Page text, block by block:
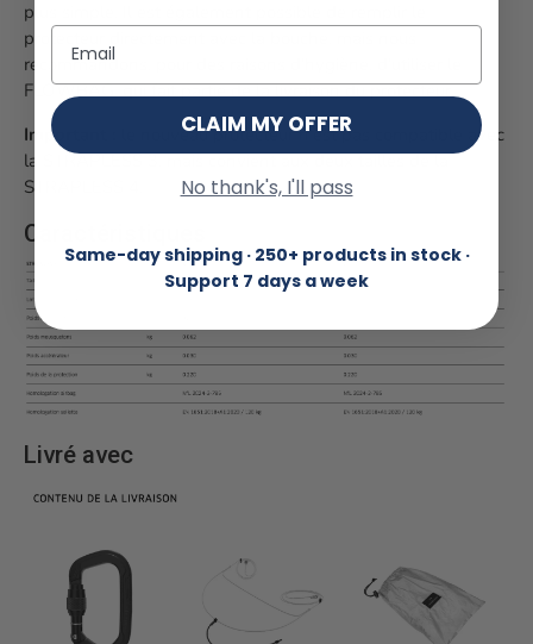
plus simple. Il est également possible de remplir le
protecteur directement avec la bouche, mais nous
recommandons, pour des raisons d'hygiène, d'utiliser le
FLOWBAG, qui fait partie de la livraison du protecteur.
Important :
le nouveau protecteur n'est pas compatible avec
la STRAPLESS 3, mais convient aux deux tailles de la
STRAPLESS 4.
Caractéristiques
Livré avec
Email
CLAIM MY OFFER
No thank's, I'll pass
Same-day shipping · 250+ products in stock ·
Support 7 days a week